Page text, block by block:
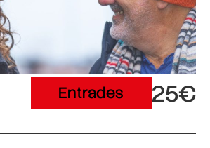
Entrades 25€